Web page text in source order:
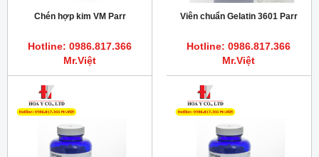
Chén hợp kim VM Parr
Hotline: 0986.817.366
Mr.Việt
Viên chuẩn Gelatin 3601 Parr
Hotline: 0986.817.366
Mr.Việt